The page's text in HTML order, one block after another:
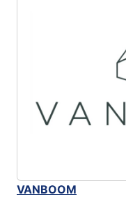
VANBOOM